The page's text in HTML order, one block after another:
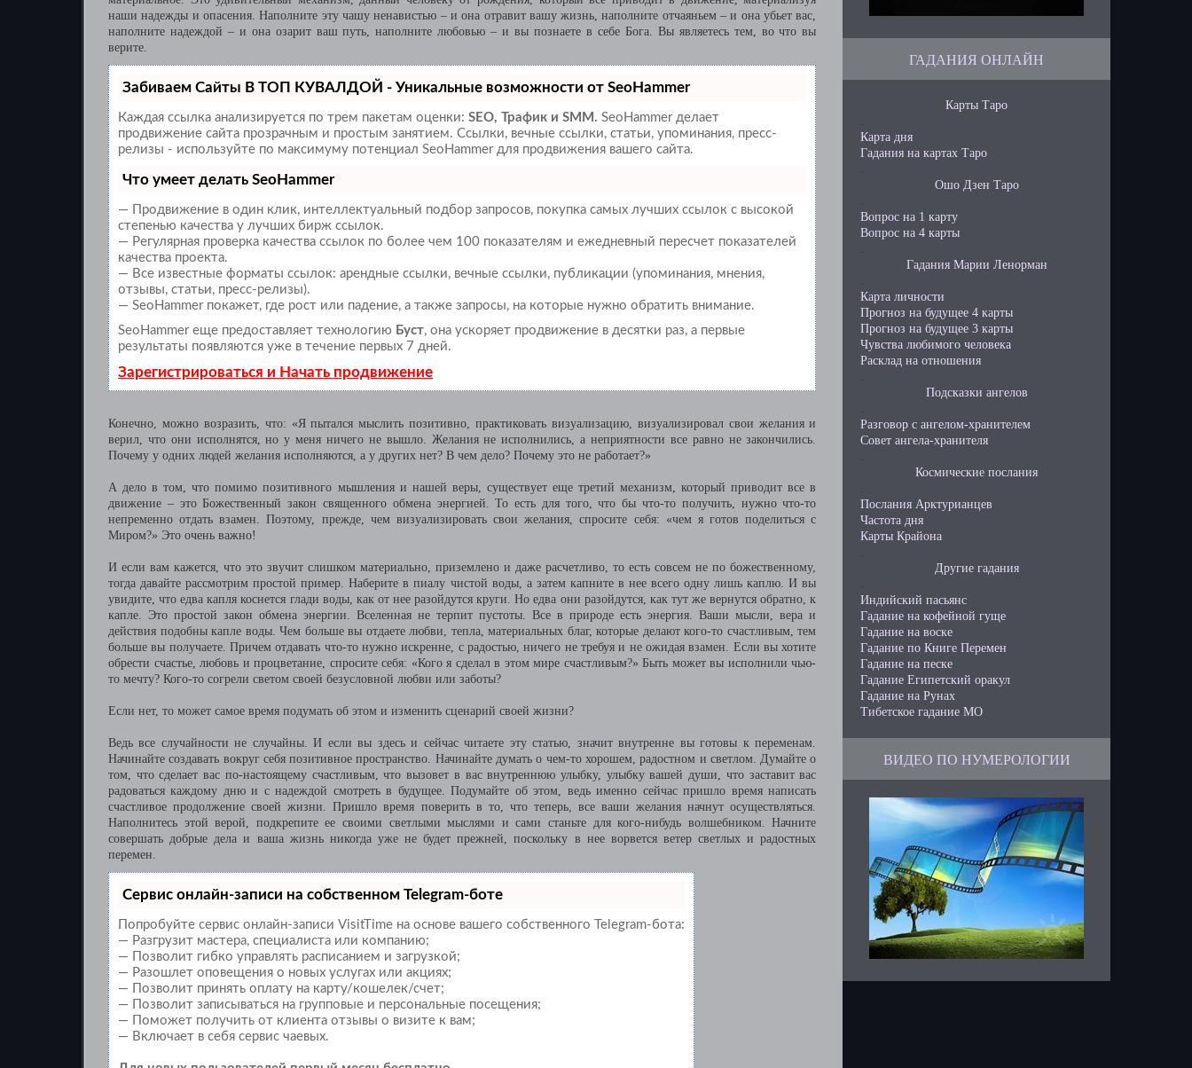
наши надежды и опасения. Наполните эту чашу ненавистью – и она отравит вашу жизнь, наполните отчаяньем – и она убьет вас,
наполните надеждой – и она озарит ваш путь, наполните любовью – и вы познаете в себе Бога. Вы являетесь тем, во что вы
верите.
Забиваем Сайты В ТОП КУВАЛДОЙ - Уникальные возможности от SeoHammer
Каждая ссылка анализируется по трем пакетам оценки: SEO, Трафик и SMM. SeoHammer делает
продвижение сайта прозрачным и простым занятием. Ссылки, вечные ссылки, статьи, упоминания, пресс-
релизы - используйте по максимуму потенциал SeoHammer для продвижения вашего сайта.
Что умеет делать SeoHammer
— Продвижение в один клик, интеллектуальный подбор запросов, покупка самых лучших ссылок с высокой
степенью качества у лучших бирж ссылок.
— Регулярная проверка качества ссылок по более чем 100 показателям и ежедневный пересчет показателей
качества проекта.
— Все известные форматы ссылок: арендные ссылки, вечные ссылки, публикации (упоминания, мнения,
отзывы, статьи, пресс-релизы).
— SeoHammer покажет, где рост или падение, а также запросы, на которые нужно обратить внимание.
SeoHammer еще предоставляет технологию Буст, она ускоряет продвижение в десятки раз, а первые
результаты появляются уже в течение первых 7 дней.
Зарегистрироваться и Начать продвижение
Конечно, можно возразить, что: «Я пытался мыслить позитивно, практиковать визуализацию, визуализировал свои желания и
верил, что они исполнятся, но у меня ничего не вышло. Желания не исполнились, а неприятности все равно не закончились.
Почему у одних людей желания исполняются, а у других нет? В чем дело? Почему это не работает?»
А дело в том, что помимо позитивного мышления и нашей веры, существует еще третий механизм, который приводит все в
движение – это Божественный закон священного обмена энергией. То есть для того, что бы что-то получить, нужно что-то
непременно отдать взамен. Поэтому, прежде, чем визуализировать свои желания, спросите себя: «чем я готов поделиться с
Миром?» Это очень важно!
И если вам кажется, что это звучит слишком материально, приземлено и даже расчетливо, то есть совсем не по божественному,
тогда давайте рассмотрим простой пример. Наберите в пиалу чистой воды, а затем капните в нее всего одну лишь каплю. И вы
увидите, что едва капля коснется глади воды, как от нее разойдутся круги. Но едва они разойдутся, как тут же вернутся обратно, к
капле. Это простой закон обмена энергии. Вселенная не терпит пустоты. Все в природе есть энергия. Ваши мысли, вера и
действия подобны капле воды. Чем больше вы отдаете любви, тепла, материальных благ, которые делают кого-то счастливым, тем
больше вы получаете. Причем отдавать что-то нужно искренне, с радостью, ничего не требуя и не ожидая взамен. Если вы хотите
обрести счастье, любовь и процветание, спросите себя: «Кого я сделал в этом мире счастливым?» Быть может вы исполнили чью-
то мечту? Кого-то согрели светом своей безусловной любви или заботы?
Если нет, то может самое время подумать об этом и изменить сценарий своей жизни?
Ведь все случайности не случайны. И если вы здесь и сейчас читаете эту статью, значит внутренне вы готовы к переменам.
Начинайте создавать вокруг себя позитивное пространство. Начинайте думать о чем-то хорошем, радостном и светлом. Думайте о
том, что сделает вас по-настоящему счастливым, что вызовет в вас внутреннюю улыбку, улыбку вашей души, что заставит вас
радоваться каждому дню и с надеждой смотреть в будущее. Подумайте об этом, ведь именно сейчас пришло время написать
счастливое продолжение своей жизни. Пришло время поверить в то, что теперь, все ваши желания начнут осуществляться.
Наполнитесь этой верой, подкрепите ее своими светлыми мыслями и сами станьте для кого-нибудь волшебником. Начните
совершать добрые дела и ваша жизнь никогда уже не будет прежней, поскольку в нее ворвется ветер светлых и радостных
перемен.
Сервис онлайн-записи на собственном Telegram-боте
Попробуйте сервис онлайн-записи VisitTime на основе вашего собственного Telegram-бота:
— Разгрузит мастера, специалиста или компанию;
— Позволит гибко управлять расписанием и загрузкой;
— Разошлет оповещения о новых услугах или акциях;
— Позволит принять оплату на карту/кошелек/счет;
— Позволит записываться на групповые и персональные посещения;
— Поможет получить от клиента отзывы о визите к вам;
— Включает в себя сервис чаевых.
ГАДАНИЯ ОНЛАЙН
Карты Таро
.
Карта дня
Гадания на картах Таро
.
Ошо Дзен Таро
.
Вопрос на 1 карту
Вопрос на 4 карты
.
Гадания Марии Ленорман
.
Карта личности
Прогноз на будущее 4 карты
Прогноз на будущее 3 карты
Чувства любимого человека
Расклад на отношения
.
Подсказки ангелов
.
Разговор с ангелом-хранителем
Совет ангела-хранителя
.
Космические послания
.
Послания Арктурианцев
Частота дня
Карты Крайона
.
Другие гадания
.
Индийский пасьянс
Гадание на кофейной гуще
Гадание на воске
Гадание по Книге Перемен
Гадание на песке
Гадание Египетский оракул
Гадание на Рунах
Тибетское гадание МО
ВИДЕО ПО НУМЕРОЛОГИИ